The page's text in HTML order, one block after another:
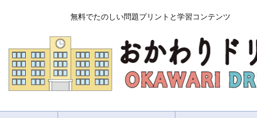
無料でたのしい問題プリントと学習コンテンツ